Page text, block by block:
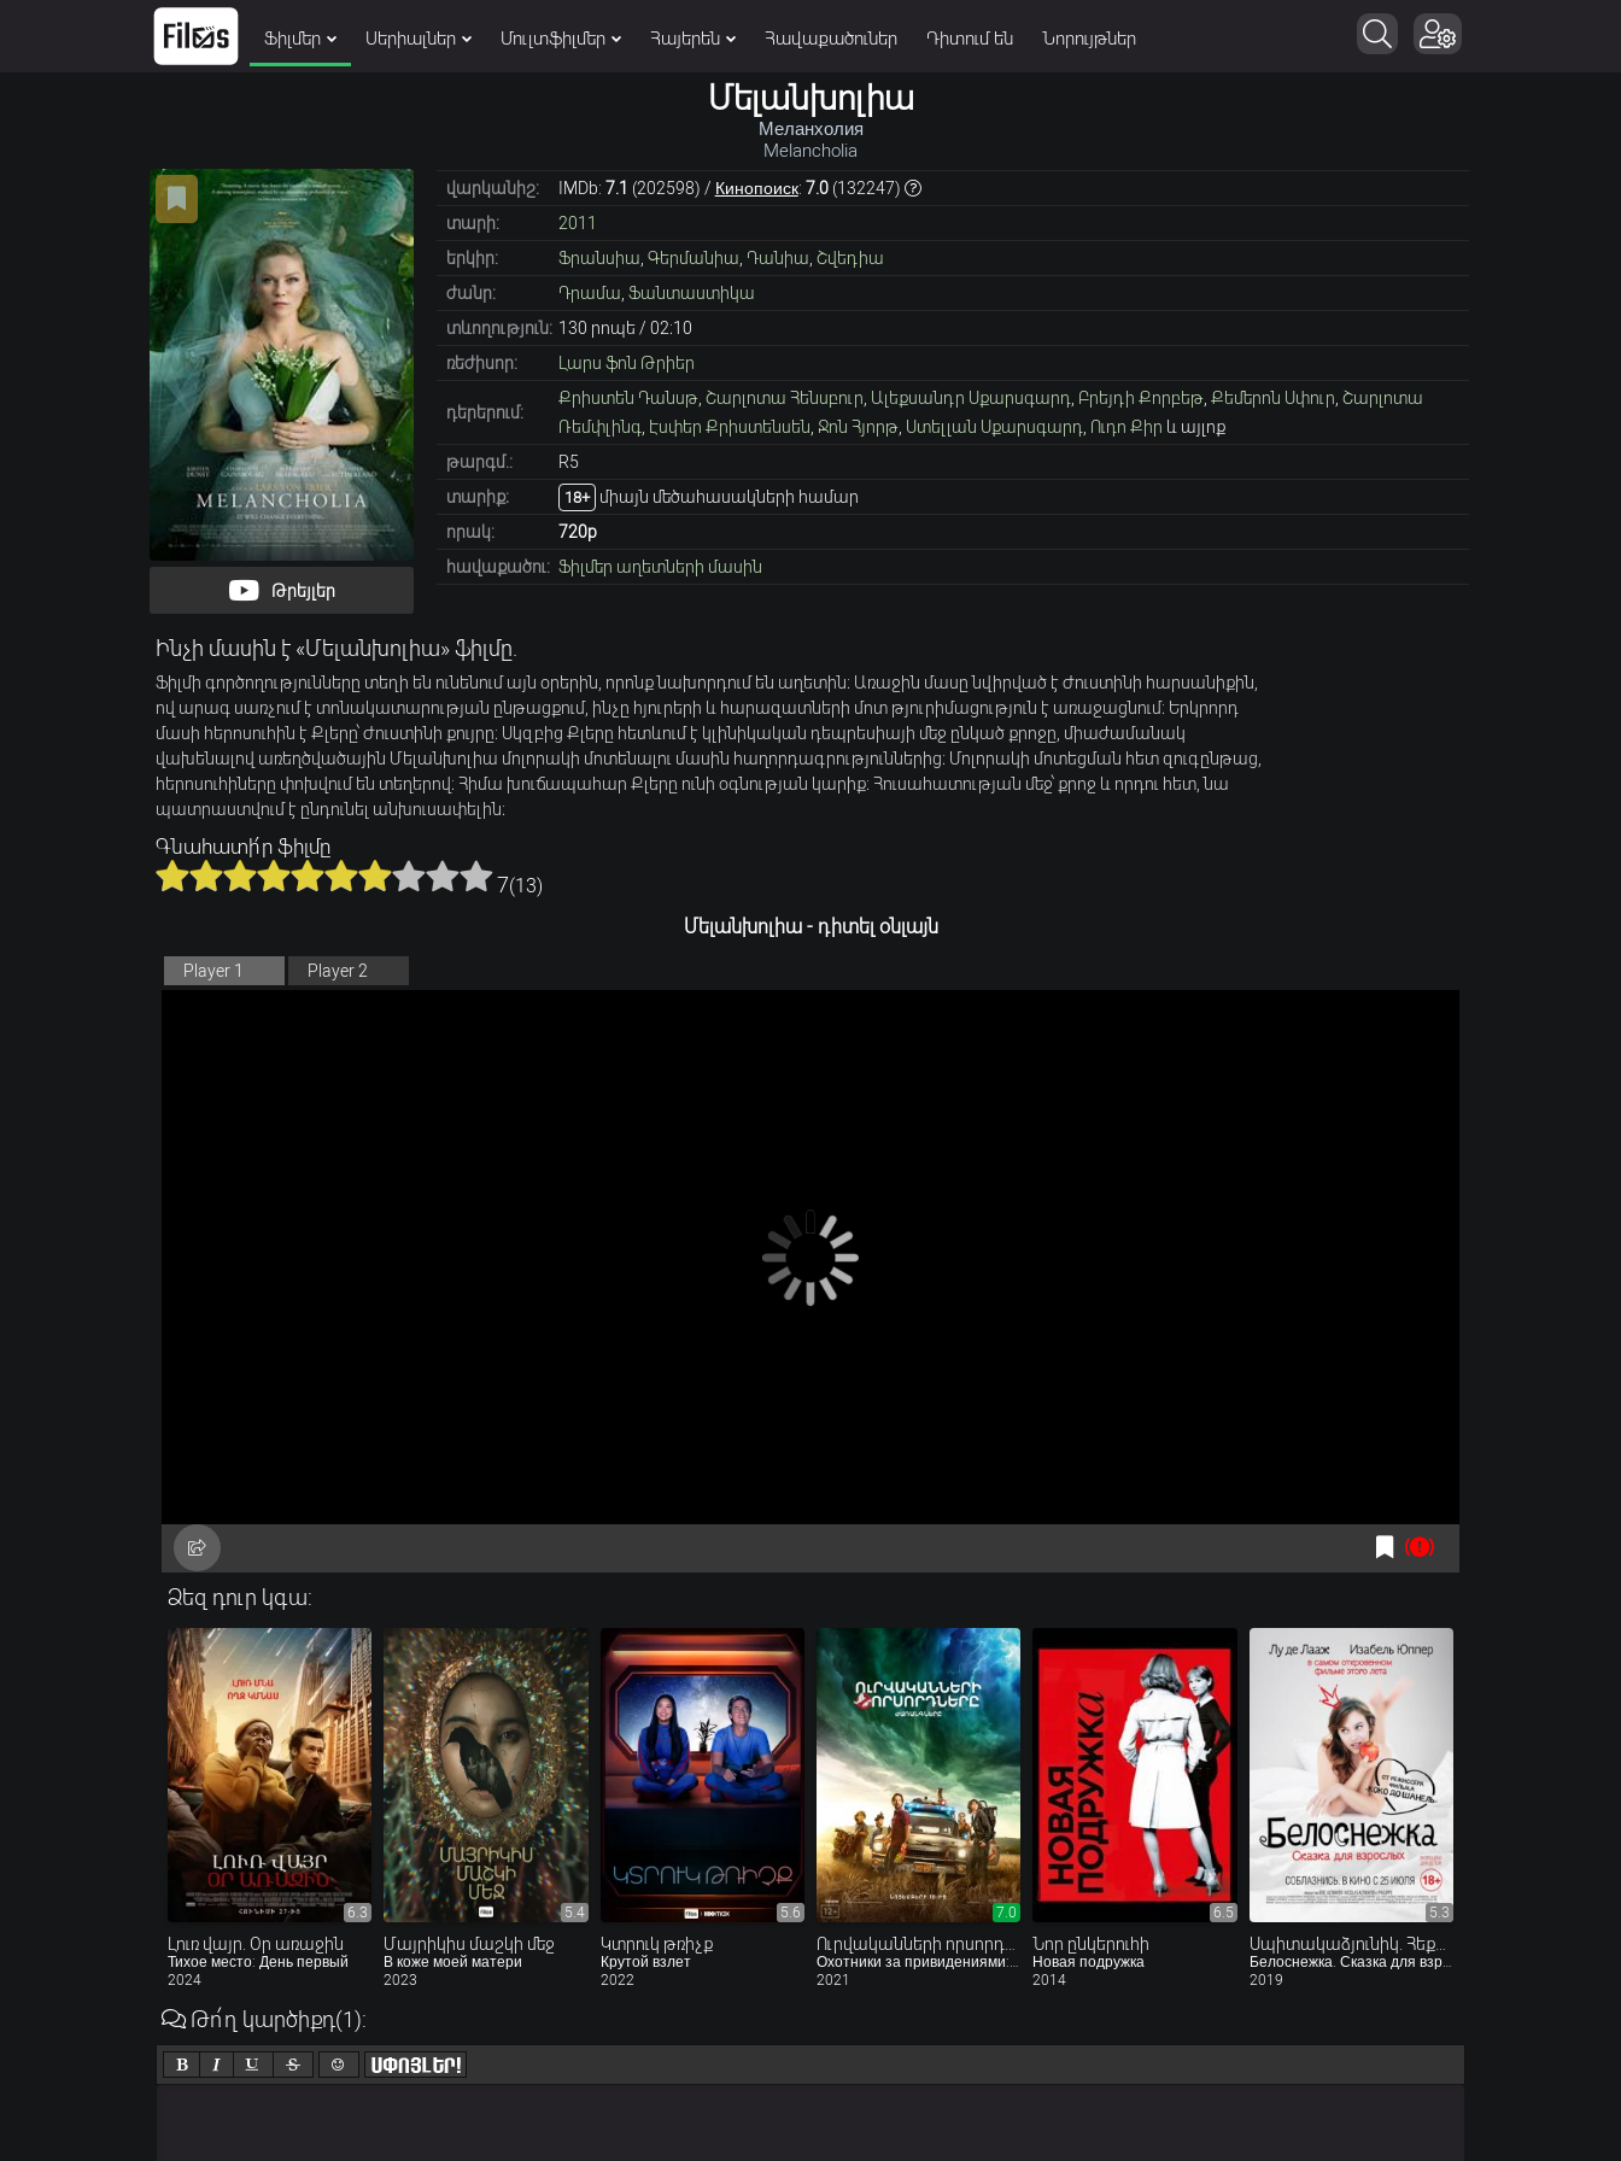
Ֆիլմեր Սերիալներ Մուլտֆիլմեր Հայերեն Հավաքածուներ Դիտում են Նորույթներ
Մելանխոլիա
Меланхолия
Melancholia
Թրեյլեր
վարկանիշ: IMDb: 7.1 (202598) / Кинопоиск: 7.0(132247)
տարի:
2011
երկիր:
Ֆրանսիա Գերմանիա Դանիա Շվեդիա
ժանր:
Դրամա Ֆանտաստիկա
տևողություն: 130 րոպե / 02։10
ռեժիսոր:
Լարս ֆոն Թրիեր
դերերում:
Քրիստեն Դանսթ, Շարլոտա Հենսբուր Ալեքսանդր Սքարսգարդ Բրեյդի Քորբեթ, Քեմերոն Սփուր Շարլոտա
Ռեմփլինգ
Էսփեր Քրիստենսեն Ջոն Հյորթ, Ստելլան Սքարսգարդ Ուդո Քիր և այլոք
թարգմ.:
R5
տարիք։
18+
միայն մեծահասակների համար
որակ:
720p
հավաքածու: Ֆիլմեր աղետների մասին
Ինչի մասին է «Մելանխոլիա» ֆիլմը.
Ֆիլմի գործողությունները տեղի են ունենում այն օրերին, որոնք նախորդում են աղետին։ Առաջին մասը նվիրված է Ժուստինի հարսանիքին,
ով արագ սառչում է տոնակատարության ընթացքում, ինչը հյուրերի և հարազատների մոտ թյուրիմացություն է առաջացնում։ Երկրորդ
մասի հերոսուհին է Քլերը՝ Ժուստինի քույրը։ Սկզբից Քլերը հետևում է կլինիկական դեպրեսիայի մեջ ընկած քրոջը, միաժամանակ
վախենալով առեղծվածային Մելանխոլիա մոլորակի մոտենալու մասին հաղորդագրություններից։ Մոլորակի մոտեցման հետ զուգընթաց,
հերոսուհիները փոխվում են տեղերով։ Հիմա խուճապահար Քլերը ունի օգնության կարիք։ Հուսահատության մեջ՝ քրոջ և որդու հետ, նա
պատրաստվում է ընդունել անխուսափելին։
Գնահատի՛ր ֆիլմը
7(13)
Մելանխոլիա - դիտել օնլայն
Player 1 Player 2
Ձեզ դուր կգա:
6.3
Լուռ վայր. Օր առաջին
Тихое место: День первый
2024
5.4
Մայրիկիս մաշկի մեջ
В коже моей матери
2023
5.6
Կտրուկ թռիչք
Крутой взлет
2022
7.0
Ուրվականների որսորդները. Ժառանգները
Охотники за привидениями: Наследники
2021
6.5
Նոր ընկերուհի
Новая подружка
2014
5.3
Սպիտակաձյունիկ. Հեքիաթ մեծահասակների համար
Белоснежка. Сказка для взрослых
2019
Թո՛ղ կարծիքդ(1):